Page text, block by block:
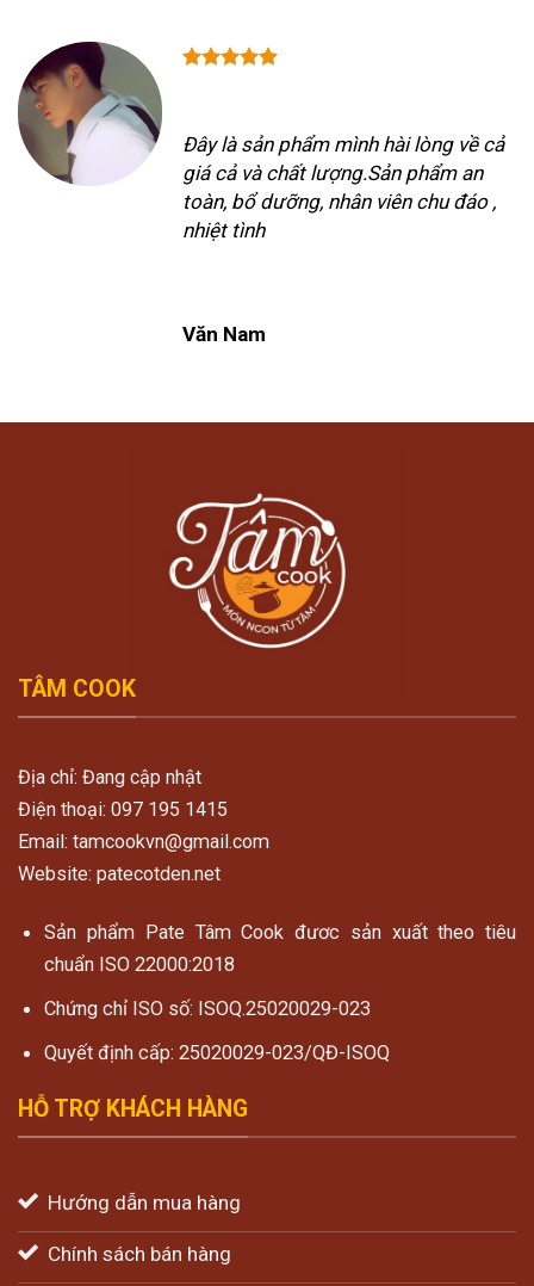
Đây là sản phẩm mình hài lòng về cả
giá cả và chất lượng.Sản phẩm an
toàn, bổ dưỡng, nhân viên chu đáo ,
nhiệt tình
Văn Nam
TÂM COOK
Địa chỉ: Đang cập nhật
Điện thoại: 097 195 1415
Email: tamcookvn@gmail.com
Website: patecotden.net
Sản phẩm Pate Tâm Cook đươc sản xuất theo tiêu
chuẩn ISO 22000:2018
Chứng chỉ ISO số: ISOQ.25020029-023
Quyết định cấp: 25020029-023/QĐ-ISOQ
HỖ TRỢ KHÁCH HÀNG
Hướng dẫn mua hàng
Chính sách bán hàng